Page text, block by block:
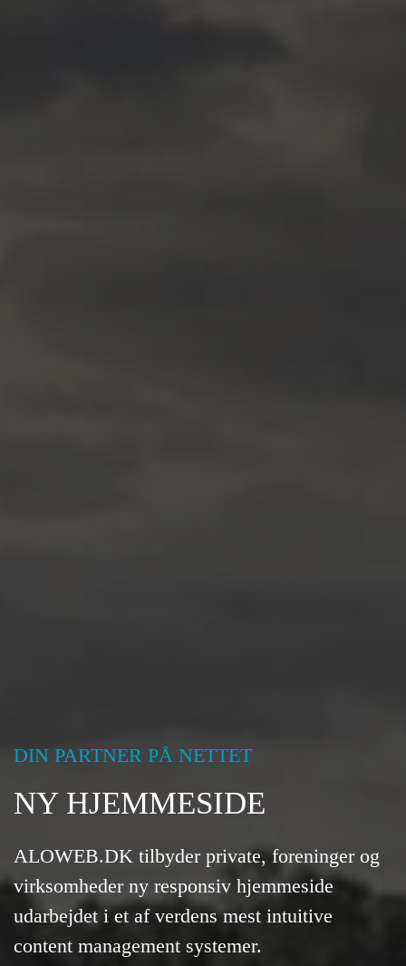
DIN PARTNER PÅ NETTET
NY HJEMMESIDE
ALOWEB.DK tilbyder private, foreninger og
virksomheder ny responsiv hjemmeside
udarbejdet i et af verdens mest intuitive
content management systemer.